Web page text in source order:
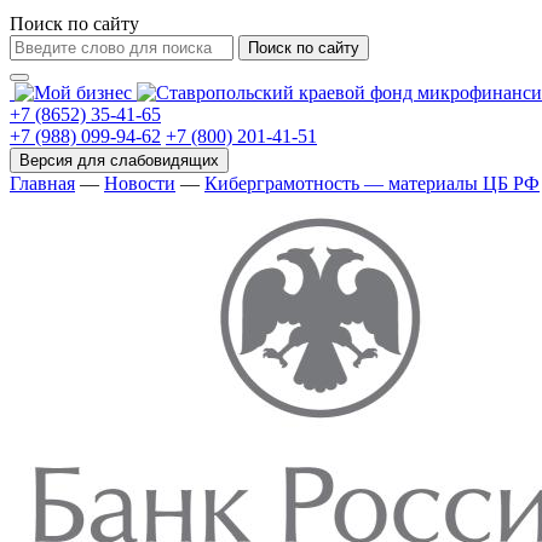
Поиск по сайту
Поиск по сайту
+7 (8652) 35-41-65
+7 (988) 099-94-62 +7 (800) 201-41-51
Главная — Новости — Киберграмотность — материалы ЦБ РФ